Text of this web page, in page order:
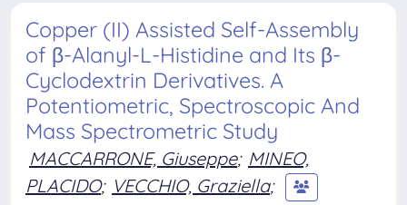
Copper (II) Assisted Self-Assembly
of β-Alanyl-L-Histidine and Its β-
Cyclodextrin Derivatives. A
Potentiometric, Spectroscopic And
Mass Spectrometric Study
MACCARRONE, Giuseppe; MINEO,
PLACIDO; VECCHIO, Graziella;